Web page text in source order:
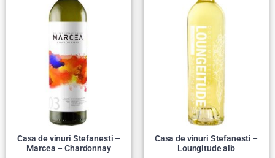
Casa de vinuri Stefanesti –
Marcea – Chardonnay
Casa de vinuri Stefanesti –
Loungitude alb